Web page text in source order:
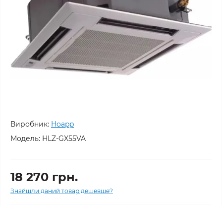
Виробник: Hoapp
Модель: HLZ-GX55VA
18 270 грн.
Знайшли даний товар дешевше?